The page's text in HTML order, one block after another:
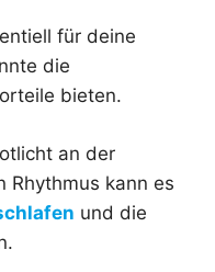
für deine
die
bieten.
an der
Rhythmus kann es
und die